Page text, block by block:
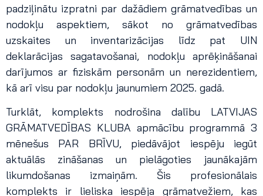
padziļinātu izpratni par dažādiem grāmatvedības un
nodokļu aspektiem, sākot no grāmatvedības
uzskaites un inventarizācijas līdz pat UIN
deklarācijas sagatavošanai, nodokļu aprēķināšanai
darījumos ar fiziskām personām un nerezidentiem,
kā arī visu par nodokļu jaunumiem 2025. gadā.
Turklāt, komplekts nodrošina dalību LATVIJAS
GRĀMATVEDĪBAS KLUBA apmācību programmā 3
mēnešus PAR BRĪVU, piedāvājot iespēju iegūt
aktuālās zināšanas un pielāgoties jaunākajām
likumdošanas izmaiņām. Šis profesionālais
komplekts ir lieliska iespēja grāmatvežiem, kas